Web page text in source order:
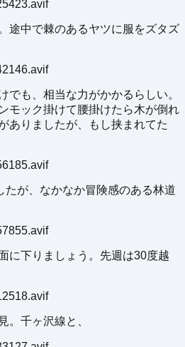
途中で棘のあるヤツに服をズタズ
でも、相当な力がかかるらしい。
モック掛けて腰掛けたら木が倒れ
ありましたが、もし挟まれてた
たが、なかなか冒険感のある林道
に下りましょう。先週は30度越
。千ヶ沢線と、